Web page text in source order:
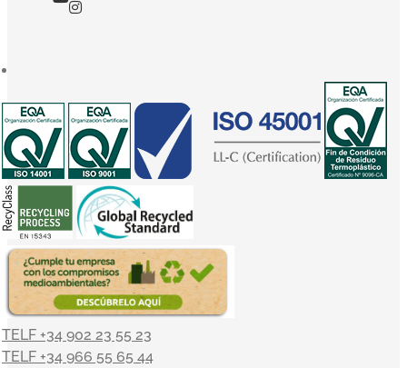
TELF +34 902 23 55 23
TELF +34 966 55 65 44